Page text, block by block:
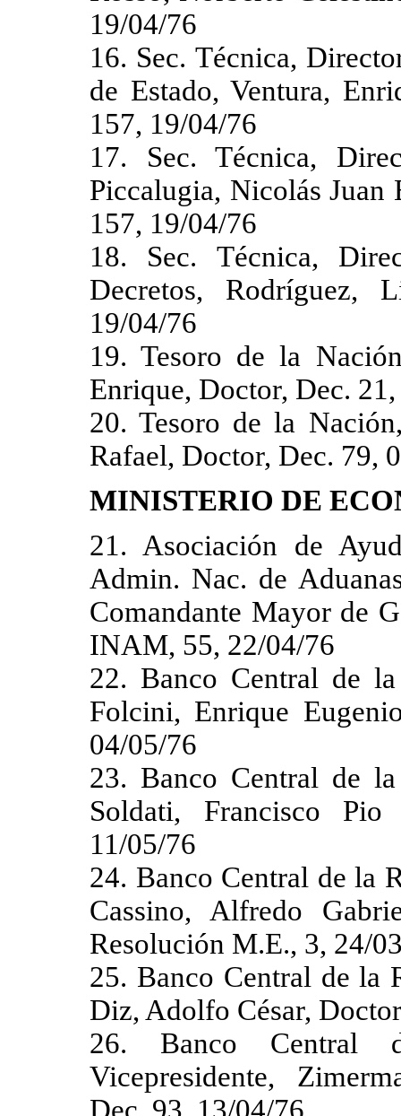
19/04/76
16. Sec. Técnica,
de Estado, Ventura,
157, 19/04/76
17. Sec. Técnica,
Piccalugia, Nicolás Juan
157, 19/04/76
18. Sec. Técnica,
Decretos, Rodríguez,
19/04/76
19. Tesoro de la
Enrique, Doctor, Dec.
20. Tesoro de la
Rafael, Doctor, Dec. 79,
MINISTERIO DE
21. Asociación de
Admin. Nac. de
Comandante Mayor de
INAM, 55, 22/04/76
22. Banco Central de
Folcini, Enrique
04/05/76
23. Banco Central de
Soldati, Francisco
11/05/76
24. Banco Central de la
Cassino, Alfredo
Resolución M.E., 3, 24/
25. Banco Central de la
Diz, Adolfo César,
26. Banco Central
Vicepresidente,